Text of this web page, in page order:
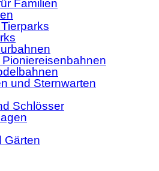
Familien
und Sternwarten
Schlösser
Gärten